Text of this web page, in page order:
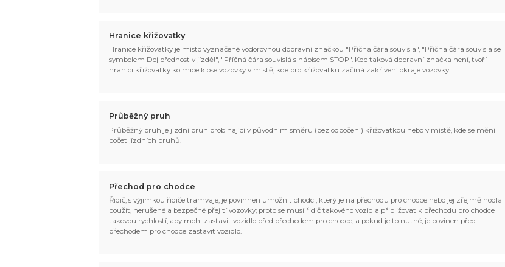
Hranice křižovatky
Hranice křižovatky je místo vyznačené vodorovnou dopravní značkou "Příčná čára souvislá", "Příčná čára souvislá se
symbolem Dej přednost v jízdě!", "Příčná čára souvislá s nápisem STOP". Kde taková dopravní značka není, tvoří
hranici křižovatky kolmice k ose vozovky v místě, kde pro křižovatku začíná zakřivení okraje vozovky.
Průběžný pruh
Průběžný pruh je jízdní pruh probíhající v původním směru (bez odbočení) křižovatkou nebo v místě, kde se mění
počet jízdních pruhů.
Přechod pro chodce
Řidič, s výjimkou řidiče tramvaje, je povinnen umožnit chodci, který je na přechodu pro chodce nebo jej zřejmě hodlá
použít, nerušené a bezpečné přejití vozovky; proto se musí řidič takového vozidla přibližovat k přechodu pro chodce
takovou rychlostí, aby mohl zastavit vozidlo před přechodem pro chodce, a pokud je to nutné, je povinen před
přechodem pro chodce zastavit vozidlo.